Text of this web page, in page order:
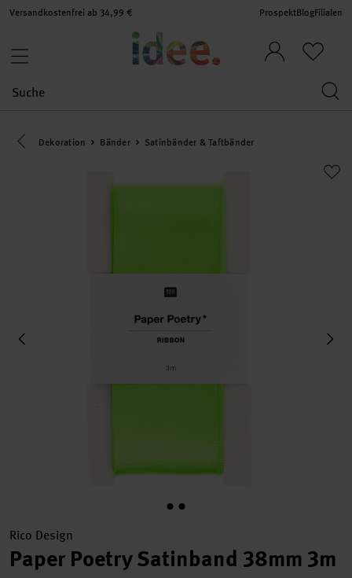
Versandkostenfrei ab 34,99 € ProspektBlogFilialen
Eine Kategorie zurück navigieren
Dekoration Bänder Satinbänder & Taftbänder
Rico Design
Paper Poetry Satinband 38mm 3m